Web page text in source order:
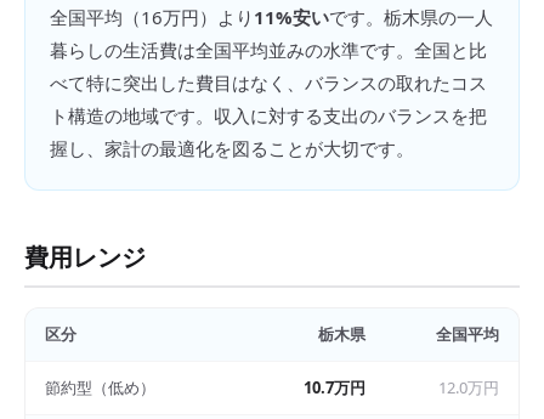
全国平均（16万円）より 11%安いです。 栃木県の一人
暮らしの生活費は全国平均並みの水準です。全国と比
べて特に突出した費目はなく、バランスの取れたコス
ト構造の地域です。収入に対する支出のバランスを把
握し、家計の最適化を図ることが大切です。
費用レンジ
区分 栃木県 全国平均
節約型（低め） 10.7万円 12.0万円